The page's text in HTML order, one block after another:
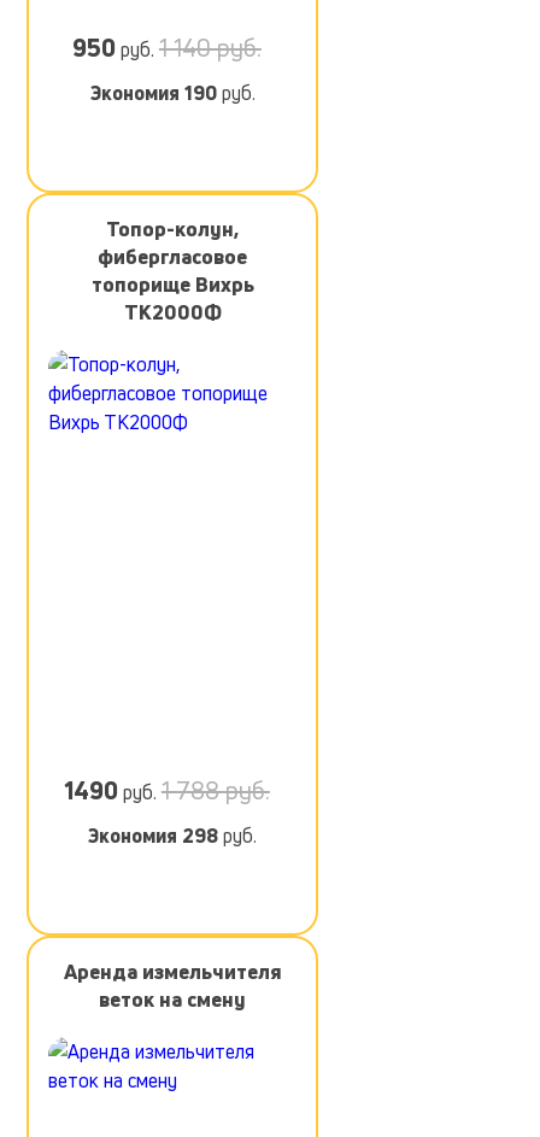
950 руб. 1 140 руб.
Экономия 190руб.
Топор-колун,
фибергласовое
топорище Вихрь
ТК2000Ф
1490 руб. 1 788 руб.
Экономия 298руб.
Аренда измельчителя
веток на смену